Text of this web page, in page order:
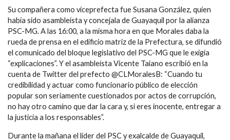
Su compañera como viceprefecta fue Susana González, quien
había sido asambleísta y concejala de Guayaquil por la alianza
PSC-MG. A las 16:00, a la misma hora en que Morales daba la
rueda de prensa en el edificio matriz de la Prefectura, se difundió
el comunicado del bloque legislativo del PSC-MG que le exigía
“explicaciones”. Y el asambleísta Vicente Taiano escribió en la
cuenta de Twitter del prefecto @CLMoralesB: “Cuando tu
credibilidad y actuar como funcionario público de elección
popular son seriamente cuestionados por actos de corrupción,
no hay otro camino que dar la cara y, si eres inocente, entregar a
la justicia a los responsables”.
Durante la mañana el líder del PSC y exalcalde de Guayaquil,